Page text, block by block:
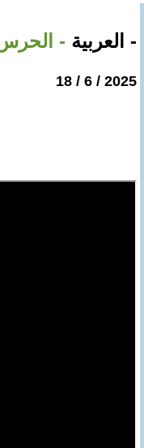
- العربية - الحرس
2025 / 6 / 18